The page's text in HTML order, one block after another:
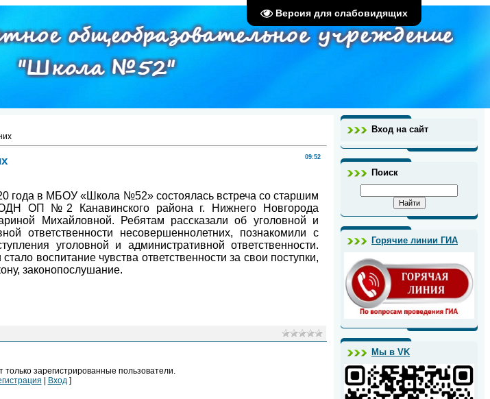
Версия для слабовидящих
09:52
года в МБОУ «Школа №52» состоялась встреча со старшим
ОДН ОП №2 Канавинского района г. Нижнего Новгорода
Михайловной. Ребятам рассказали об уголовной и
ответственности несовершеннолетних, познакомили с
уголовной и административной ответственности.
воспитание чувства ответственности за свои поступки,
законопослушание.
только зарегистрированные пользователи.
Вход]
Вход на сайт
Поиск
Горячие линии ГИА
Мы в VK